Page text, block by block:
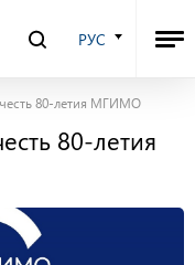
РУС
80-летия МГИМО
80-летия